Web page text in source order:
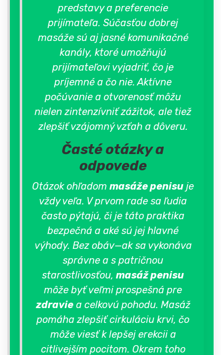
predstavy a preferencie
prijímateľa. Súčasťou dobrej
masáže sú aj jasné komunikačné
kanály, ktoré umožňujú
prijímateľovi vyjadriť, čo je
príjemné a čo nie. Aktívne
počúvanie a otvorenosť môžu
nielen zintenzívniť zážitok, ale tiež
zlepšiť vzájomný vzťah a dôveru.
Časté otázky a
odpovede
Otázok ohľadom masáže penisu je
vždy veľa. V prvom rade sa ľudia
často pýtajú, či je táto praktika
bezpečná a aké sú jej hlavné
výhody. Bez obáv—ak sa vykonáva
správne a s patričnou
starostlivosťou, masáž penisu
môže byť veľmi prospešná pre
zdraviea celkovú pohodu. Masáž
pomáha zlepšiť cirkuláciu krvi, čo
môže viesť k lepšej erekcii a
citlivejším pocitom. Okrem toho